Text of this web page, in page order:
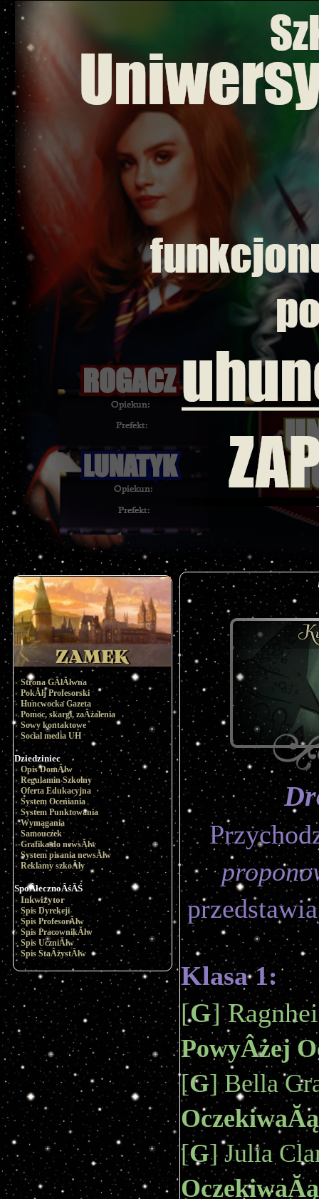
Strona GÂłĂłwna
PokĂłj Profesorski
Huncwocka Gazeta
Pomoc, skargi, zaÂżalenia
Sowy kontaktowe
Social media UH
Dziedziniec
Opis DomĂłw
Regulamin Szkolny
Oferta Edukacyjna
System Oceniania
System Punktowania
Wymagania
Samouczek
Grafika do newsĂłw
System pisania newsĂłw
Reklamy szkoÂły
SpoÂłecznoÂśĂŚ
Inkwizytor
Spis Dyrekcji
Spis ProfesorĂłw
Spis PracownikĂłw
Spis UczniĂłw
Spis StaÂżystĂłw
Klasa 1:
[G
PowyÂżej
[G] Bella
OczekiwaĂą
[G] Julia
OczekiwaĂą